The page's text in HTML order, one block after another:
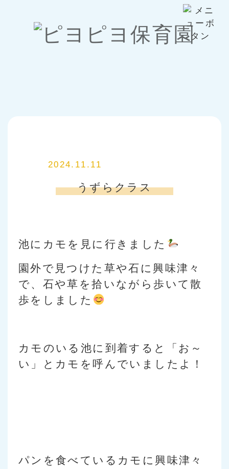
2024.11.11
うずらクラス
池にカモを見に行きました
園外で見つけた草や石に興味津々
で、石や草を拾いながら歩いて散
歩をしました
カモのいる池に到着すると「お～
い」とカモを呼んでいましたよ！
パンを食べているカモに興味津々